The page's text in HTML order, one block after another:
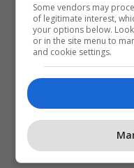
Some vendors may
of legitimate interest,
your options below.
or in the site menu to
and cookie settings.